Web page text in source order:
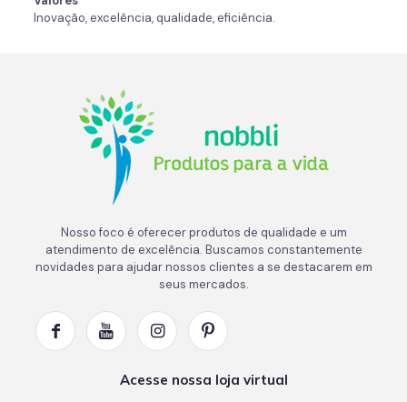
Inovação, excelência, qualidade, eficiência.
Nosso foco é oferecer produtos de qualidade e um
atendimento de excelência. Buscamos constantemente
novidades para ajudar nossos clientes a se destacarem em
seus mercados.
Acesse nossa loja virtual